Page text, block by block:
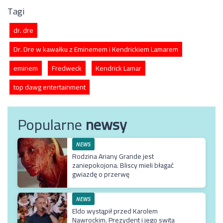
Tagi
dr. dre
Dr. Dre w kawałku z Eminemem i Kendrickiem Lamarem
eminem
Fredweck
Kendrick Lamar
top dawg entertainment
Popularnenewsy
NEWS
Rodzina Ariany Grande jest
zaniepokojona. Bliscy mieli błagać
gwiazdę o przerwę
NEWS
Eldo wystąpił przed Karolem
Nawrockim. Prezydent i jego swita